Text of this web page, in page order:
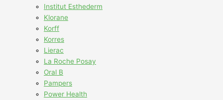
Institut Esthederm
Klorane
Korff
Korres
Lierac
La Roche Posay
Oral B
Pampers
Power Health